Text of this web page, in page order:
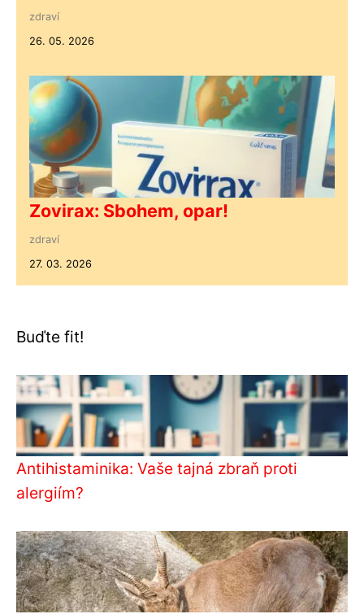
zdraví
26. 05. 2026
Zovirax: Sbohem, opar!
zdraví
27. 03. 2026
Buďte fit!
Antihistaminika: Vaše tajná zbraň proti
alergiím?